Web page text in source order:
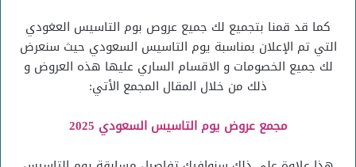
كما قد قمنا بتجميع لك جميع عروص بوم التاسيس العغودي
التي تم الإعلان بمناسبة يوم التاسيس السعودي حيث سنعرض
لك جميع الخصومات و الاقسام الساري عليها هذه العروض و
ذلك من خلال المقال المجمع الأتي:
مجمع عروض يوم التاسيس السعودي 2025